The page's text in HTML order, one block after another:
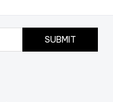
SUBMIT